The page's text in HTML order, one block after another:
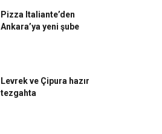
Pizza Italiante’den
Ankara’ya yeni şube
Levrek ve Çipura hazır
tezgahta